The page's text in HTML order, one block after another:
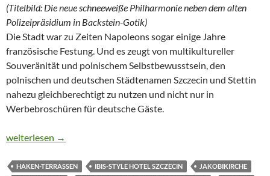
(Titelbild: Die neue schneeweiße Philharmonie neben dem alten
Polizeipräsidium in Backstein-Gotik)
Die Stadt war zu Zeiten Napoleons sogar einige Jahre
französische Festung. Und es zeugt von multikultureller
Souveränität und polnischem Selbstbewusstsein, den
polnischen und deutschen Städtenamen Szczecin und Stettin
nahezu gleichberechtigt zu nutzen und nicht nur in
Werbebroschüren für deutsche Gäste.
WIE EIN SCHWIMMENDER GARTEN
weiterlesen →
HAKEN-TERRASSEN IBIS-STYLE HOTEL SZCZECIN
JAKOBIKIRCHE